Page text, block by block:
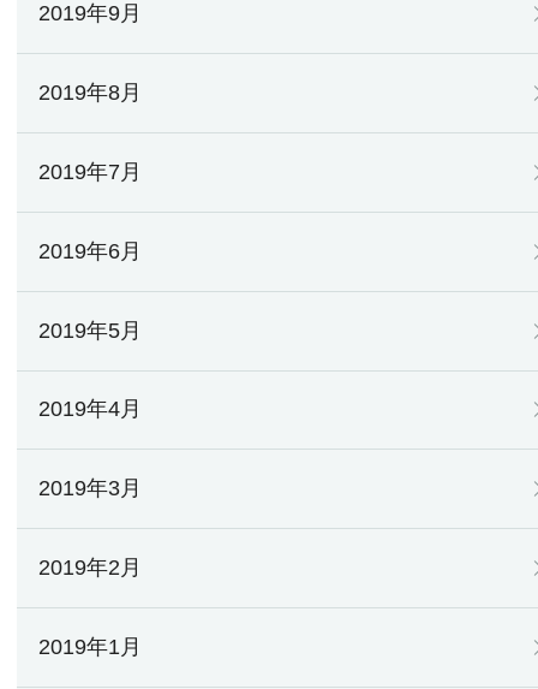
2019年9月
2019年8月
2019年7月
2019年6月
2019年5月
2019年4月
2019年3月
2019年2月
2019年1月